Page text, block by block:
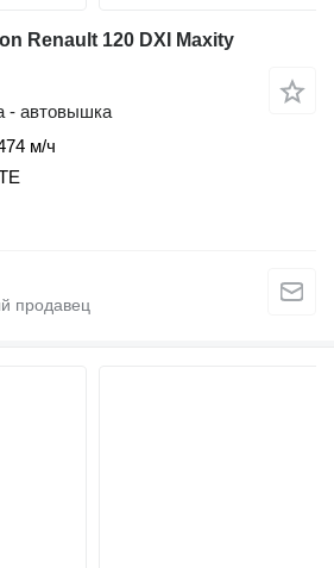
Renault 120 DXI Maxity
- автовышка
м/ч